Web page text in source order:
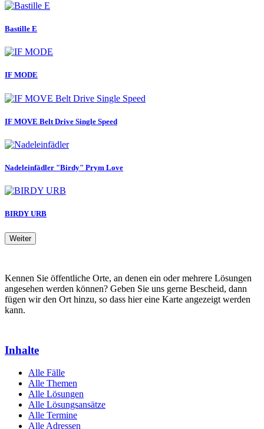
Bastille E
IF MODE
IF MOVE Belt Drive Single Speed
Nadeleinfädler "Birdy" Prym Love
BIRDY URB
Weiter
Kennen Sie öffentliche Orte, an denen ein oder mehrere Lösungen
angesehen werden können? Geben Sie uns gerne Bescheid, dann
fügen wir den Ort hinzu, so dass hier eine Karte angezeigt werden
kann.
Inhalte
Alle Fälle
Alle Themen
Alle Lösungen
Alle Lösungsansätze
Alle Termine
Alle Adressen